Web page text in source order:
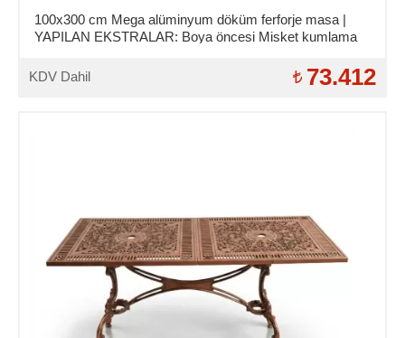
100x300 cm Mega alüminyum döküm ferforje masa |
YAPILAN EKSTRALAR: Boya öncesi Misket kumlama
KDV Dahil
73.412